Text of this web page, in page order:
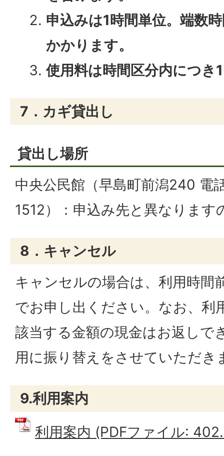
申込みは1時間単位。端数
かかります。
使用料は時間区分内につき
7．カギ貸出し
貸出し場所
中央公民館（早島町前潟240
1512）：申込み先と異なります
8．キャンセル
キャンセルの場合は、利用時間
でお申し出ください。なお、利
該当する金額の現金はお返しで
用に振り替えをさせていただき
9.利用案内
利用案内 (PDFファイル: